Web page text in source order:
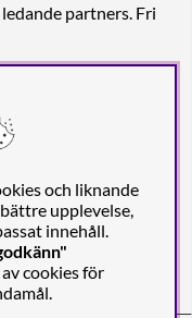
partners. Fri
och liknande
upplevelse,
innehåll.
cookies för